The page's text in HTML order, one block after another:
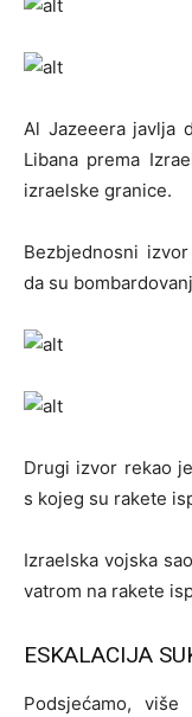
Al Jazeeera javlja
Libana prema
izraelske granice.
Bezbjednosni
da su
Drugi izvor rekao
s kojeg su rakete
Izraelska vojska
vatrom na rakete
ESKALACIJA
Podsjećamo,